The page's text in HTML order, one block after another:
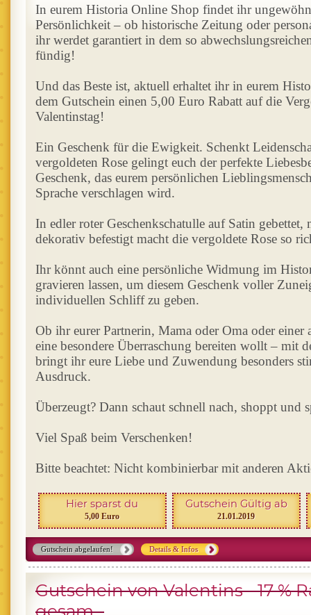
In eurem Historia Online Shop findet ihr
Persönlichkeit – ob historische Zeitung oder
ihr werdet garantiert in dem so
fündig!
Und das Beste ist, aktuell erhaltet ihr in eurem
dem Gutschein einen 5,00 Euro Rabatt auf die
Valentinstag!
Ein Geschenk für die Ewigkeit. Schenkt
vergoldeten Rose gelingt euch der perfekte
Geschenk, das eurem persönlichen
Sprache verschlagen wird.
In edler roter Geschenkschatulle auf Satin gebettet,
dekorativ befestigt macht die vergoldete Rose so
Ihr könnt auch eine persönliche Widmung im
gravieren lassen, um diesem Geschenk voller
individuellen Schliff zu geben.
Ob ihr eurer Partnerin, Mama oder Oma oder einer
eine besondere Überraschung bereiten wollt – mit
bringt ihr eure Liebe und Zuwendung besonders
Ausdruck.
Überzeugt? Dann schaut schnell nach, shoppt und
Viel Spaß beim Verschenken!
Bitte beachtet: Nicht kombinierbar mit anderen
Hier sparst du
5,00 Euro
Gutschein Gültig ab
21.01.2019
Gutschein abgelaufen! Details & Infos
Gutschein von Valentins - 17 %
gesam...